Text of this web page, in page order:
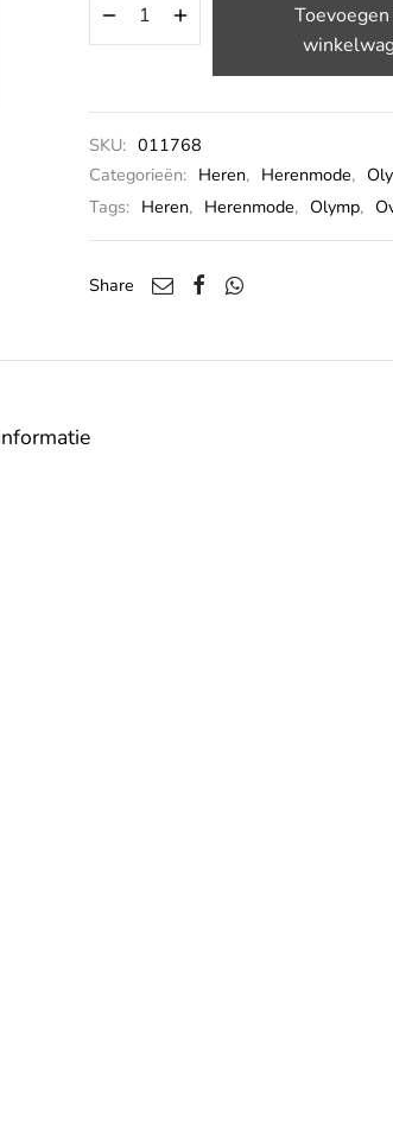
Toevoegen
SKU: 011768
Categorieën: Heren, Herenmode,
Tags: Heren, Herenmode, Olymp,
Share